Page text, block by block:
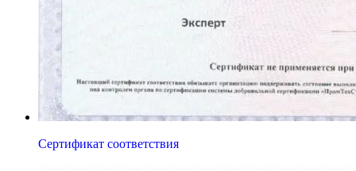
Сертификат соответствия